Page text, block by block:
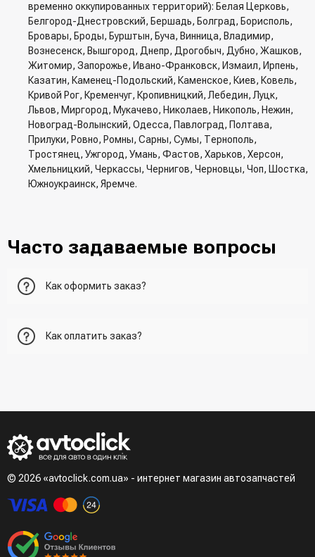
временно оккупированных территорий): Белая Церковь,
Белгород-Днестровский, Бершадь, Болград, Борисполь,
Бровары, Броды, Бурштын, Буча, Винница, Владимир,
Вознесенск, Вышгород, Днепр, Дрогобыч, Дубно, Жашков,
Житомир, Запорожье, Ивано-Франковск, Измаил, Ирпень,
Казатин, Каменец-Подольский, Каменское, Киев, Ковель,
Кривой Рог, Кременчуг, Кропивницкий, Лебедин, Луцк,
Львов, Миргород, Мукачево, Николаев, Никополь, Нежин,
Новоград-Волынский, Одесса, Павлоград, Полтава,
Прилуки, Ровно, Ромны, Сарны, Сумы, Тернополь,
Тростянец, Ужгород, Умань, Фастов, Харьков, Херсон,
Хмельницкий, Черкассы, Чернигов, Черновцы, Чоп, Шостка,
Южноукраинск, Яремче.
Часто задаваемые вопросы
Как оформить заказ?
корзину и указать всю необходимую информацию о
наберет менеджер для подтверждения и уточнения данных.
Третий вариант - сделать заказ по телефонном режиме
при разговоре с менеджером
Четвертый вариант - заказать через доступные
мессенджеры (viber, telegram)
Как оплатить заказ?
- LiqPay при оформлении заказа через корзину
© 2026 «avtoclick.com.ua» - интернет магазин автозапчастей